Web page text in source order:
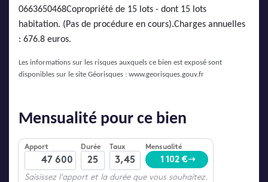
0663650468Copropriété de 15 lots - dont 15 lots
habitation. (Pas de procédure en cours).Charges annuelles
: 676.8 euros.
Les informations sur les risques auxquels ce bien est exposé sont
disponibles sur le site Géorisques : www.georisques.gouv.fr
Mensualité pour ce bien